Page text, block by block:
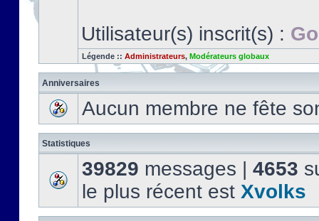
Utilisateur(s) inscrit(s) :
Légende :: Administrateurs, Modérateurs globaux
Anniversaires
Aucun membre ne fête
Statistiques
39829 messages | 4653
le plus récent est Xvolks